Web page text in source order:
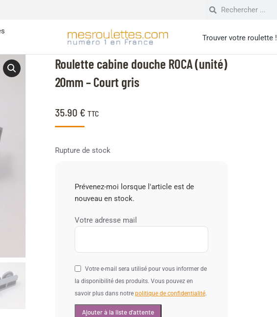
Trouver votre roulette !
Roulette cabine douche ROCA (unité)
20mm – Court gris
35.90 € TTC
Rupture de stock
Prévenez-moi lorsque l'article est de
nouveau en stock.
Votre adresse mail
Votre e-mail sera utilisé pour vous informer de
la disponibilité des produits. Vous pouvez en
savoir plus dans notre politique de confidentialité.